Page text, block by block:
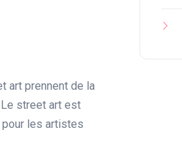
art prennent de la
street art est
pour les artistes